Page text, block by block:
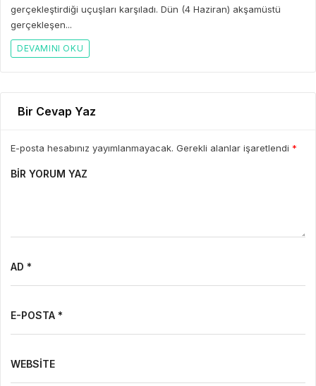
gerçekleştirdiği uçuşları karşıladı. Dün (4 Haziran) akşamüstü
gerçekleşen...
DEVAMINI OKU
Bir Cevap Yaz
E-posta hesabınız yayımlanmayacak. Gerekli alanlar işaretlendi *
BIR YORUM YAZ
AD *
E-POSTA *
WEBSITE